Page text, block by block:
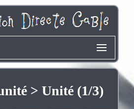
> Unité (1/3)